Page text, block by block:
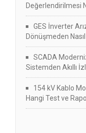
Değerlendirilmesi
GES İnverter
Dönüşmeden
SCADA
Sistemden Akıllı
154 kV Kablo
Hangi Test ve